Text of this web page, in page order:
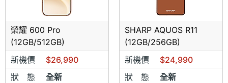
榮耀 600 Pro
(12GB/512GB)
新機價
$26,990
狀 態
全新
SHARP AQUOS R11
(12GB/256GB)
新機價
$24,990
狀 態
全新